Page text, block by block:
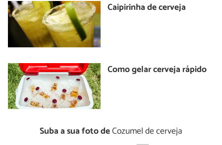
Caipirinha de cerveja
Como gelar cerveja rápido
Suba a sua foto deCozumel de cerveja